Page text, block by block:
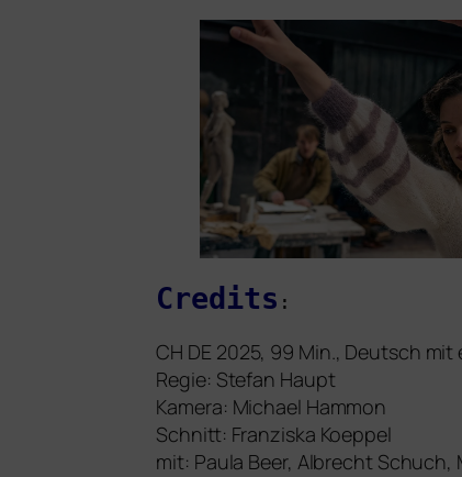
Credits :
CH DE 2025, 99 Min., Deutsch mit
Regie: Stefan Haupt
Kamera: Michael Hammon
Schnitt: Franziska Koeppel
mit: Paula Beer, Albrecht Schuch,